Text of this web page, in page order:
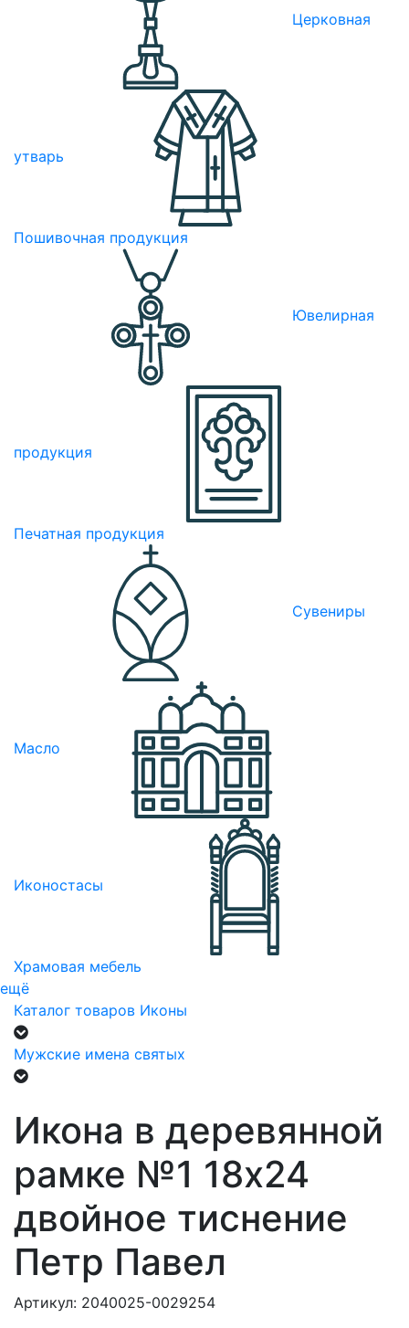
Церковная
утварь
Пошивочная продукция
Ювелирная
продукция
Печатная продукция
Сувениры
Масло
Иконостасы
Храмовая мебель
ещё
Каталог товаров Иконы
Мужские имена святых
Икона в деревянной
рамке №1 18х24
двойное тиснение
Петр Павел
Артикул: 2040025-0029254